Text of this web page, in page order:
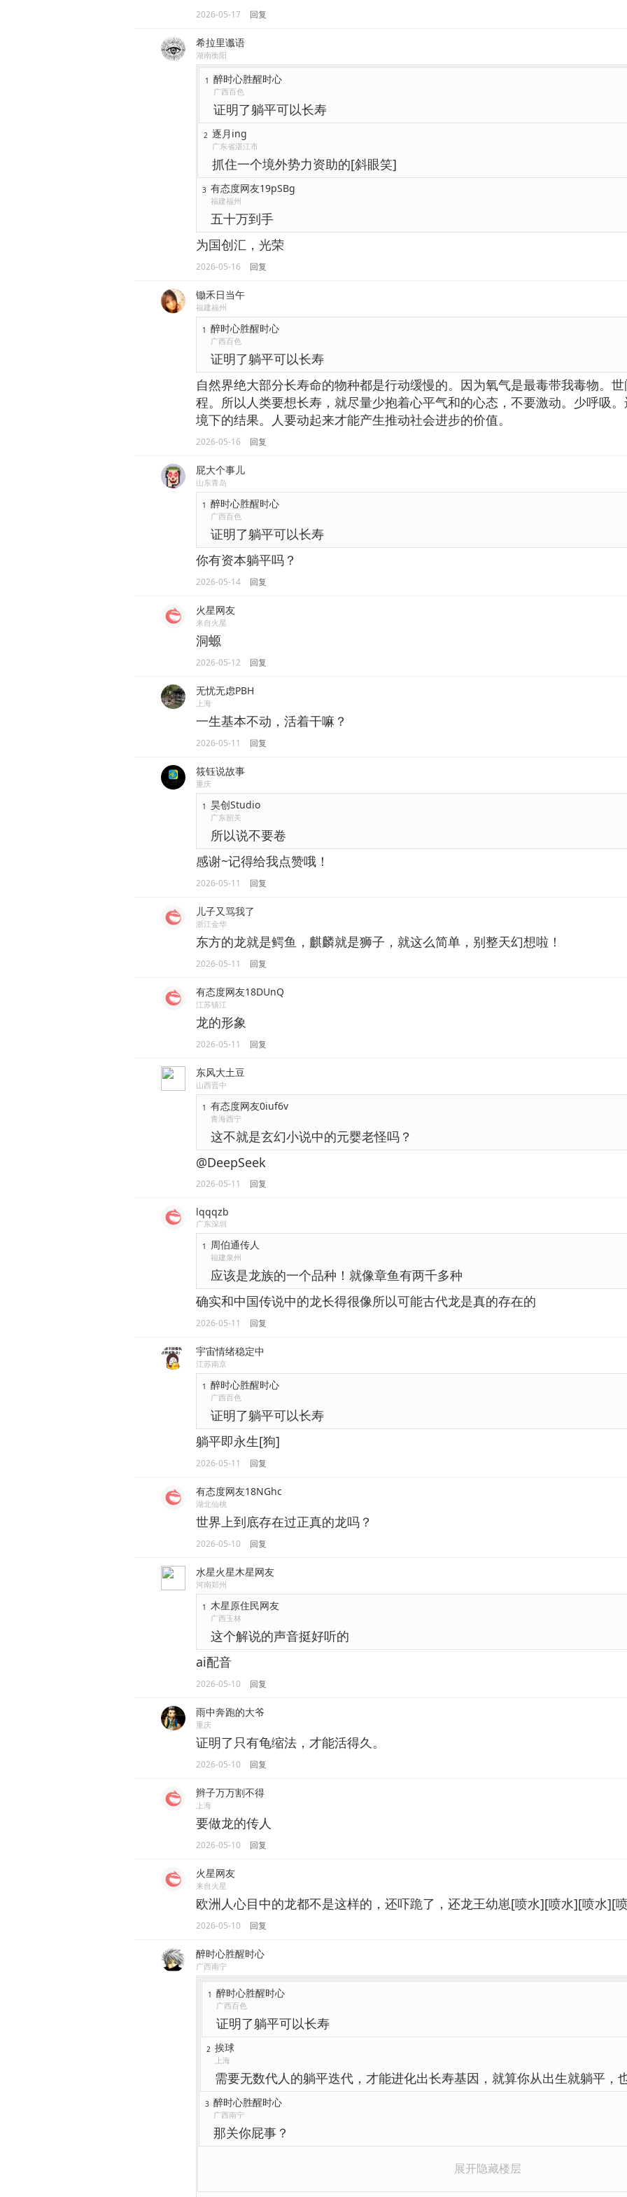
2026-05-17 回复
希拉里谶语
湖南衡阳
1 醉时心胜醒时心
广西百色
证明了躺平可以长寿
2 逐月ing
广东省湛江市
抓住一个境外势力资助的[斜眼笑]
3 有态度网友19pSBg
福建福州
五十万到手
为国创汇，光荣
2026-05-16 回复
锄禾日当午
福建福州
1 醉时心胜醒时心
广西百色
证明了躺平可以长寿
自然界绝大部分长寿命的物种都是行动缓慢的。因为氧气是最毒带我毒物。
程。所以人类要想长寿，就尽量少抱着心平气和的心态，不要激动。少呼吸
境下的结果。人要动起来才能产生推动社会进步的价值。
2026-05-16 回复
屁大个事儿
山东青岛
1 醉时心胜醒时心
广西百色
证明了躺平可以长寿
你有资本躺平吗？
2026-05-14 回复
火星网友
来自火星
洞螈
2026-05-12 回复
无忧无虑PBH
上海
一生基本不动，活着干嘛？
2026-05-11 回复
筱钰说故事
重庆
1 昊创Studio
广东韶关
所以说不要卷
感谢~记得给我点赞哦！
2026-05-11 回复
儿子又骂我了
浙江金华
东方的龙就是鳄鱼，麒麟就是狮子，就这么简单，别整天幻想啦！
2026-05-11 回复
有态度网友18DUnQ
江苏镇江
龙的形象
2026-05-11 回复
东风大土豆
山西晋中
1 有态度网友0iuf6v
青海西宁
这不就是玄幻小说中的元婴老怪吗？
@DeepSeek
2026-05-11 回复
lqqqzb
广东深圳
1 周伯通传人
福建泉州
应该是龙族的一个品种！就像章鱼有两千多种
确实和中国传说中的龙长得很像所以可能古代龙是真的存在的
2026-05-11 回复
宇宙情绪稳定中
江苏南京
1 醉时心胜醒时心
广西百色
证明了躺平可以长寿
躺平即永生[狗]
2026-05-11 回复
有态度网友18NGhc
湖北仙桃
世界上到底存在过正真的龙吗？
2026-05-10 回复
水星火星木星网友
河南郑州
1 木星原住民网友
广西玉林
这个解说的声音挺好听的
ai配音
2026-05-10 回复
雨中奔跑的大爷
重庆
证明了只有龟缩法，才能活得久。
2026-05-10 回复
辫子万万割不得
上海
要做龙的传人
2026-05-10 回复
火星网友
来自火星
欧洲人心目中的龙都不是这样的，还吓跪了，还龙王幼崽[喷水][喷水][喷水][
2026-05-10 回复
醉时心胜醒时心
广西南宁
1 醉时心胜醒时心
广西百色
证明了躺平可以长寿
2 挨球
上海
需要无数代人的躺平迭代，才能进化出长寿基因，就算你从出生就躺平，
3 醉时心胜醒时心
广西南宁
那关你屁事？
展开隐藏楼层